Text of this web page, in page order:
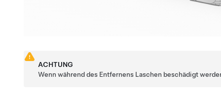
ACHTUNG
Wenn während des Entfernens Laschen beschädigt